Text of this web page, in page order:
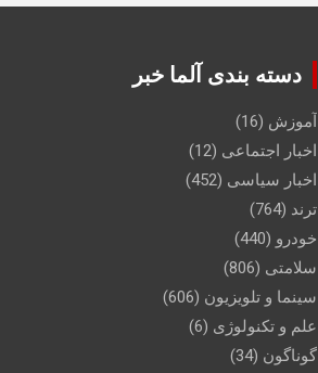
دسته بندی آلما خبر
آموزش (16)
اخبار اجتماعی (12)
اخبار سیاسی (452)
ترند (764)
خودرو (440)
سلامتی (806)
سینما و تلویزیون (606)
علم و تکنولوژی (6)
گوناگون (34)